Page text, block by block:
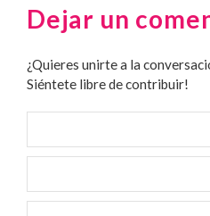
Dejar un
¿Quieres unirte a la
Siéntete libre de contribuir!